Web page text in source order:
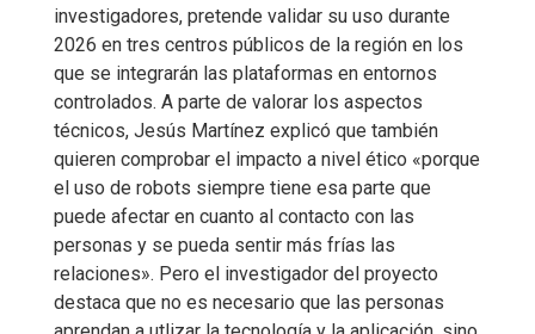
investigadores, pretende validar su uso durante
2026 en tres centros públicos de la región en los
que se integrarán las plataformas en entornos
controlados. A parte de valorar los aspectos
técnicos, Jesús Martínez explicó que también
quieren comprobar el impacto a nivel ético «porque
el uso de robots siempre tiene esa parte que
puede afectar en cuanto al contacto con las
personas y se pueda sentir más frías las
relaciones». Pero el investigador del proyecto
destaca que no es necesario que las personas